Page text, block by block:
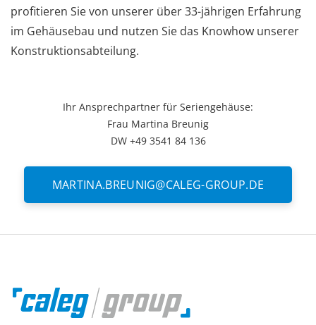
profitieren Sie von unserer über 33-jährigen Erfahrung
im Gehäusebau und nutzen Sie das Knowhow unserer
Konstruktionsabteilung.
Ihr Ansprechpartner für Seriengehäuse:
Frau Martina Breunig
DW +49 3541 84 136
MARTINA.BREUNIG@CALEG-GROUP.DE